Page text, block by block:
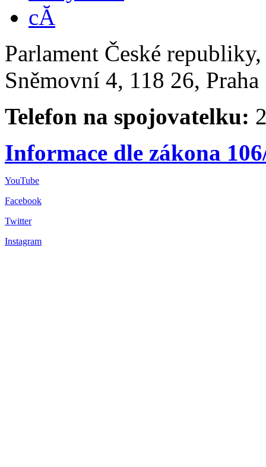
Parlament České
Sněmovní 4, 118 26,
Telefon na spojovatelku:
Informace dle zákona
YouTube
Facebook
Twitter
Instagram